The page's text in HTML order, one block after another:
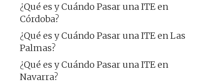
¿Qué es y Cuándo Pasar una ITE en
Córdoba?
¿Qué es y Cuándo Pasar una ITE en Las
Palmas?
¿Qué es y Cuándo Pasar una ITE en
Navarra?